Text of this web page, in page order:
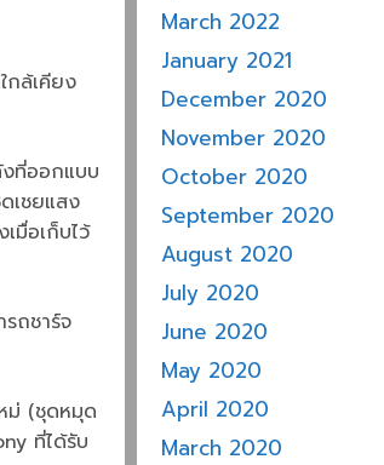
กล้เคียง
ที่ออกแบบ
เชยแสง
มื่อเก็บไว้
ถชาร์จ
ม่ (ชุดหมุด
ที่ได้รับ
March 2022
January 2021
December 2020
November 2020
October 2020
September 2020
August 2020
July 2020
June 2020
May 2020
April 2020
March 2020